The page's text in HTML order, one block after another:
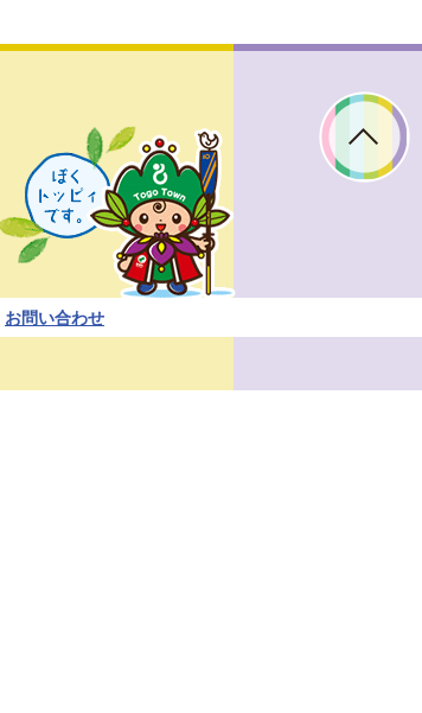
ッ
ピ
す。
お問い合わせ